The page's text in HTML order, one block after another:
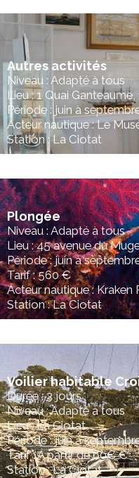
Autres activités
Niveau : Adapté à tous
Lieu : 1 Quai
Période : juin à
Acteur nautique : Le
Station : La Ciotat
Plongée
Niveau : Adapté à tous
Lieu : 45 avenue du
Période : juin à
Tarif : 560 €
Acteur nautique : Kraken
Station : La Ciotat
Voilier habitable
Durée : 3 jours
Niveau : Adapté à tous
Lieu : La Ciotat
Période : juin à
Tarif : A partir de 60€ €
Station : La Ciotat